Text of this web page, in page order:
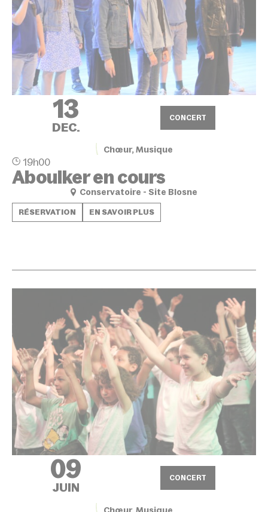
13
DEC.
CONCERT
Chœur, Musique
19h00
Aboulker en cours
Conservatoire - Site Blosne
RÉSERVATION EN SAVOIR PLUS
09
JUIN
CONCERT